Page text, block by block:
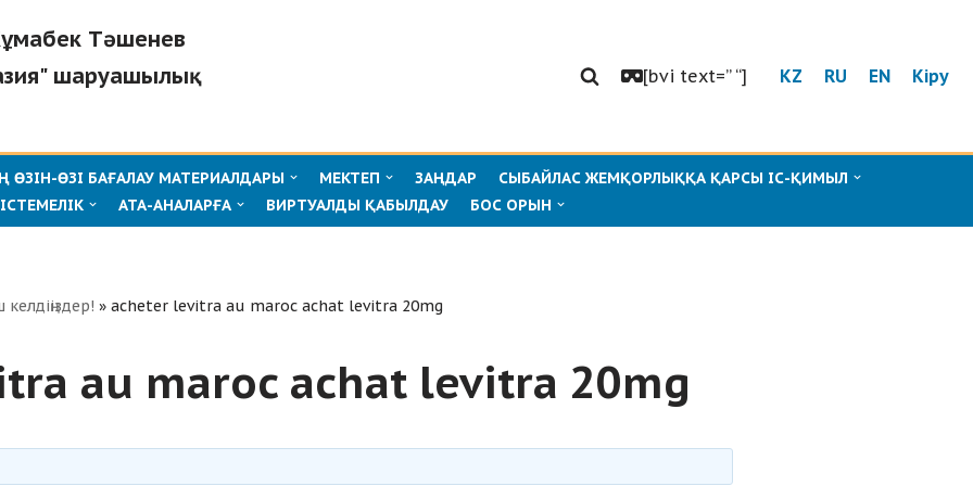
Тәшенев
шаруашылық
[bvi text=” “] KZ RU EN Кіру
ӨЗІ БАҒАЛАУ МАТЕРИАЛДАРЫ МЕКТЕП ЗАҢДАР
СЫБАЙЛАС ЖЕМҚОРЛЫҚҚА ҚАРСЫ ІС-ҚИМЫЛ
АТА-АНАЛАРҒА ВИРТУАЛДЫ ҚАБЫЛДАУ БОС ОРЫН
келдіңіздер! » acheter levitra au maroc achat levitra 20mg
au maroc achat levitra 20mg